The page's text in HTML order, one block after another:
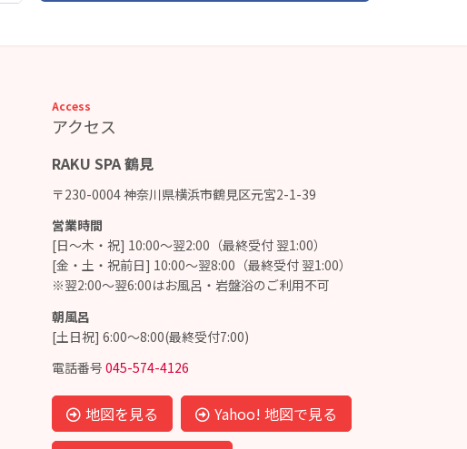
Access
アクセス
RAKU SPA 鶴見
〒230-0004 神奈川県横浜市鶴見区元宮2-1-39
営業時間
[日～木・祝] 10:00～翌2:00（最終受付 翌1:00）
[金・土・祝前日] 10:00～翌8:00（最終受付 翌1:00）
※翌2:00～翌6:00はお風呂・岩盤浴のご利用不可
朝風呂
[土日祝] 6:00～8:00(最終受付7:00)
電話番号 045-574-4126
地図を見る Yahoo! 地図で見る